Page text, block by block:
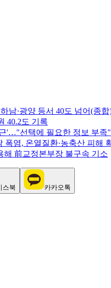
남·광양 등서 40도 넘어(종합
40.2도 기록
'…"선택에 필요한 정보 부족"
염, 온열질환·농축산 피해
해 前교정본부장 불구속 기소
스북 카카오톡